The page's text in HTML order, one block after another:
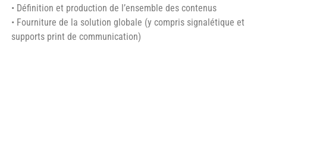
• Définition et production de l’ensemble des contenus
• Fourniture de la solution globale (y compris signalétique et
supports print de communication)